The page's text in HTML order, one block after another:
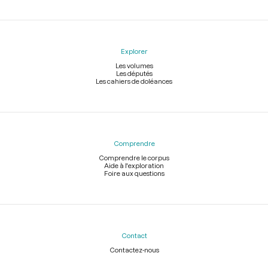
Explorer
Les volumes
Les députés
Les cahiers de doléances
Comprendre
Comprendre le corpus
Aide à l'exploration
Foire aux questions
Contact
Contactez-nous